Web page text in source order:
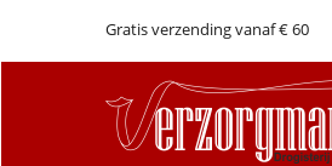
Gratis verzending vanaf € 60